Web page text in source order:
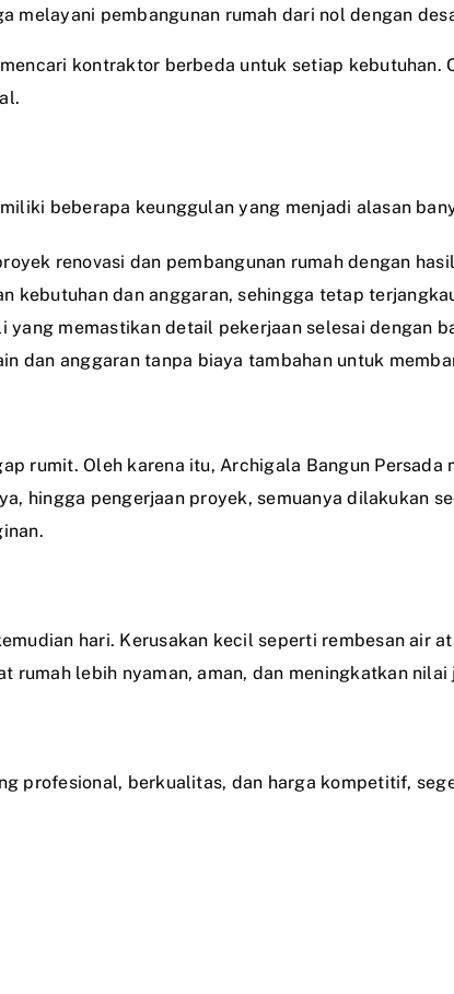
melayani pembangunan rumah dari nol dengan
kontraktor berbeda untuk setiap kebutuhan.
beberapa keunggulan yang menjadi alasan
renovasi dan pembangunan rumah dengan
kebutuhan dan anggaran, sehingga tetap
yang memastikan detail pekerjaan selesai dengan
dan anggaran tanpa biaya tambahan untuk
rumit. Oleh karena itu, Archigala Bangun
hingga pengerjaan proyek, semuanya dilakukan
hari. Kerusakan kecil seperti rembesan air
rumah lebih nyaman, aman, dan meningkatkan
profesional, berkualitas, dan harga kompetitif,